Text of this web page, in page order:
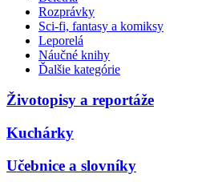
Rozprávky
Sci-fi, fantasy a komiksy
Leporelá
Náučné knihy
Ďalšie kategórie
Životopisy a reportáže
Kuchárky
Učebnice a slovníky